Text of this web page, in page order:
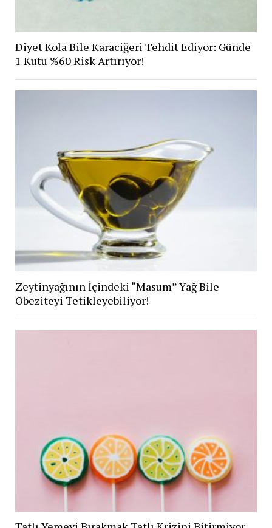
Diyet Kola Bile Karaciğeri Tehdit Ediyor: Günde
1 Kutu %60 Risk Artırıyor!
Zeytinyağının İçindeki “Masum” Yağ Bile
Obeziteyi Tetikleyebiliyor!